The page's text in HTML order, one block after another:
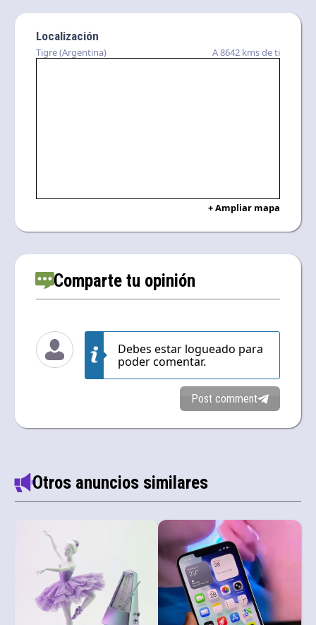
Comparte tu opinión
Debes estar logueado para
poder comentar.
Post comment
Localización
Tigre (Argentina) A 8642 kms de ti
+ Ampliar mapa
Otros anuncios similares